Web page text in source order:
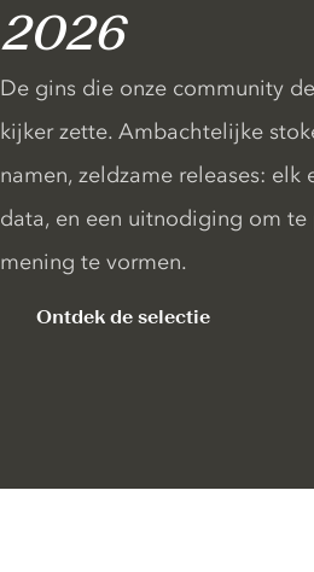
2026
De gins die onze community
kijker zette. Ambachtelijke
namen, zeldzame releases: elk
data, en een uitnodiging om te
mening te vormen.
Ontdek de selectie